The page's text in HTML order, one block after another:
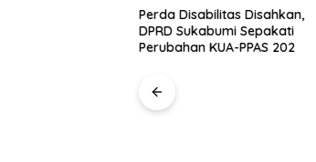
a
Perda Disabilitas Disahkan,
DPRD Sukabumi Sepakati
Perubahan KUA-PPAS 202